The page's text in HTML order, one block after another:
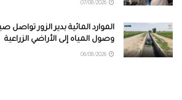
الموارد المائية بدير الزور تواصل
وصول المياه إلى الأراضي الزراعية